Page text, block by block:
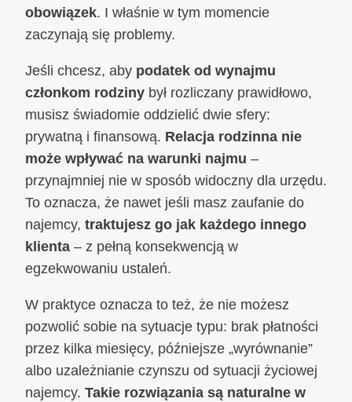
obowiązek. I właśnie w tym momencie
zaczynają się problemy.
Jeśli chcesz, aby podatek od wynajmu
członkom rodziny był rozliczany prawidłowo,
musisz świadomie oddzielić dwie sfery:
prywatną i finansową. Relacja rodzinna nie
może wpływać na warunki najmu –
przynajmniej nie w sposób widoczny dla urzędu.
To oznacza, że nawet jeśli masz zaufanie do
najemcy, traktujesz go jak każdego innego
klienta – z pełną konsekwencją w
egzekwowaniu ustaleń.
W praktyce oznacza to też, że nie możesz
pozwolić sobie na sytuacje typu: brak płatności
przez kilka miesięcy, późniejsze „wyrównanie”
albo uzależnianie czynszu od sytuacji życiowej
najemcy. Takie rozwiązania są naturalne w